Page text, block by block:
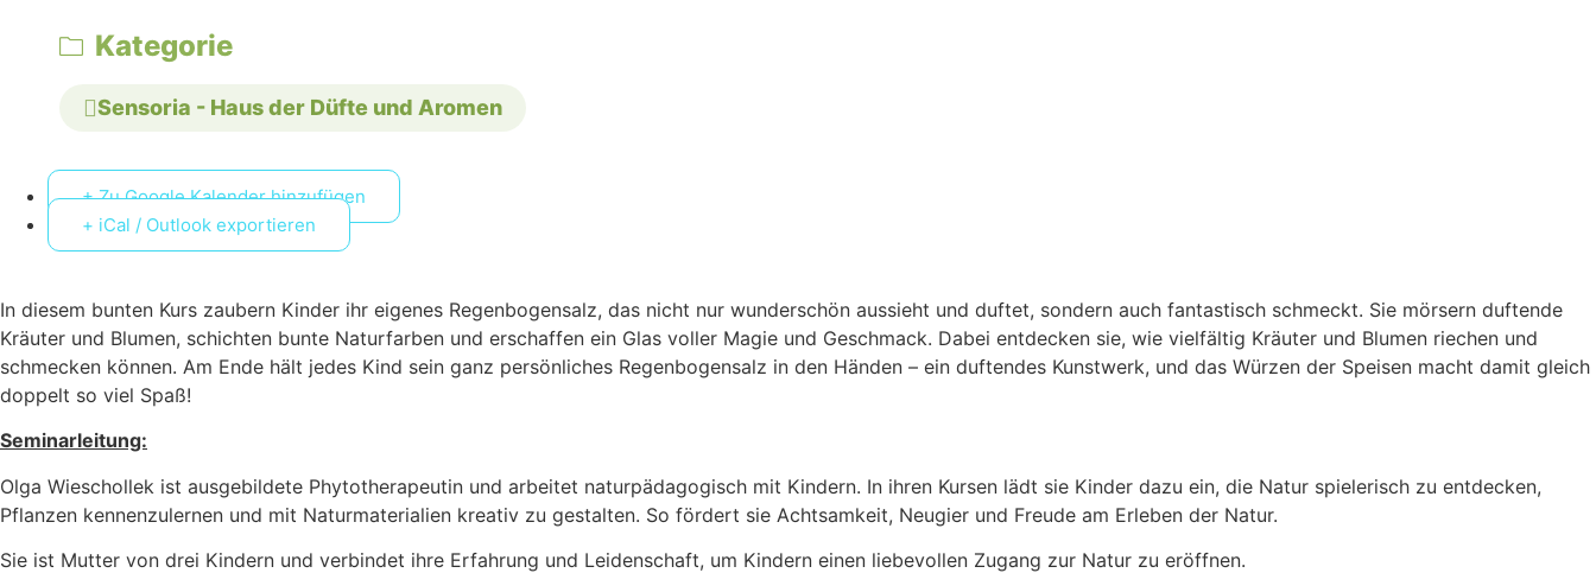
Kategorie
Sensoria - Haus der Düfte und Aromen
+ Zu Google Kalender hinzufügen
+ iCal / Outlook exportieren
In diesem bunten Kurs zaubern Kinder ihr eigenes Regenbogensalz, das nicht nur wunderschön aussieht und duftet, sondern auch fantastisch schmeckt. Sie mörsern duftende
Kräuter und Blumen, schichten bunte Naturfarben und erschaffen ein Glas voller Magie und Geschmack. Dabei entdecken sie, wie vielfältig Kräuter und Blumen riechen und
schmecken können. Am Ende hält jedes Kind sein ganz persönliches Regenbogensalz in den Händen – ein duftendes Kunstwerk, und das Würzen der Speisen macht damit gleich
doppelt so viel Spaß!
Seminarleitung:
Olga Wieschollek ist ausgebildete Phytotherapeutin und arbeitet naturpädagogisch mit Kindern. In ihren Kursen lädt sie Kinder dazu ein, die Natur spielerisch zu entdecken,
Pflanzen kennenzulernen und mit Naturmaterialien kreativ zu gestalten. So fördert sie Achtsamkeit, Neugier und Freude am Erleben der Natur.
Sie ist Mutter von drei Kindern und verbindet ihre Erfahrung und Leidenschaft, um Kindern einen liebevollen Zugang zur Natur zu eröffnen.